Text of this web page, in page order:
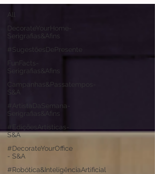
All
DecorateYourHome-
Serigrafias&Afins
#SugestõesDePresente
FunFacts-
Serigrafias&Afins
Campanhas&Passatempos-
S&A
#ArtistaDaSemana-
Serigrafias&Afins
#EdiçõesArtísticas-
S&A
#DecorateYourOffice
- S&A
#Robótica&InteligênciaArtificial